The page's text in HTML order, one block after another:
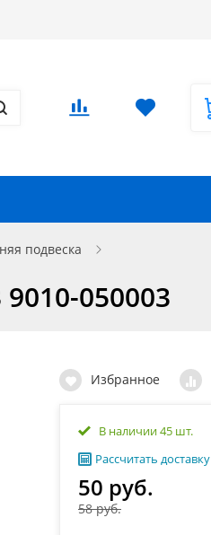
подвеска
9010-050003
Избранное
В наличии 45 шт.
Рассчитать доставку
50 руб.
58 руб.